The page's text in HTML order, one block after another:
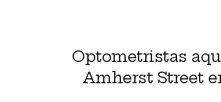
Optometristas
Amherst Street